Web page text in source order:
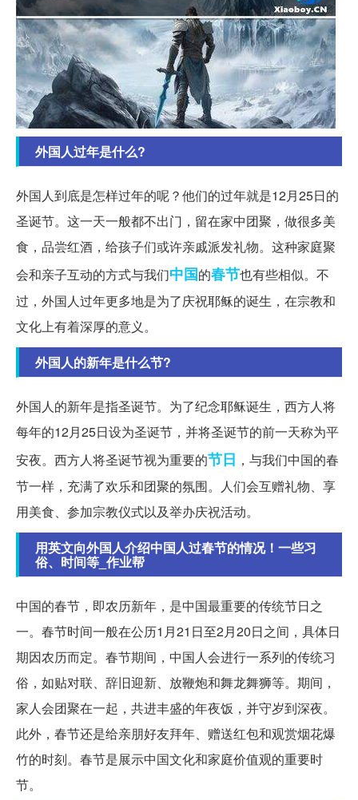
外国人过年是什么?
外国人到底是怎样过年的呢？他们的过年就是12月25日的
圣诞节。这一天一般都不出门，留在家中团聚，做很多美
食，品尝红酒，给孩子们或许亲戚派发礼物。这种家庭聚
会和亲子互动的方式与我们中国的春节也有些相似。不
过，外国人过年更多地是为了庆祝耶稣的诞生，在宗教和
文化上有着深厚的意义。
外国人的新年是什么节?
外国人的新年是指圣诞节。为了纪念耶稣诞生，西方人将
每年的12月25日设为圣诞节，并将圣诞节的前一天称为平
安夜。西方人将圣诞节视为重要的节日 ，与我们中国的春
节一样，充满了欢乐和团聚的氛围。人们会互赠礼物、享
用美食、参加宗教仪式以及举办庆祝活动。
用英文向外国人介绍中国人过春节的情况！一些习
俗、时间等_作业帮
中国的春节，即农历新年，是中国最重要的传统节日之
一。春节时间一般在公历1月21日至2月20日之间，具体日
期因农历而定。春节期间，中国人会进行一系列的传统习
俗，如贴对联、辞旧迎新、放鞭炮和舞龙舞狮等。期间，
家人会团聚在一起，共进丰盛的年夜饭，并守岁到深夜。
此外，春节还是给亲朋好友拜年、赠送红包和观赏烟花爆
竹的时刻。春节是展示中国文化和家庭价值观的重要时
节。